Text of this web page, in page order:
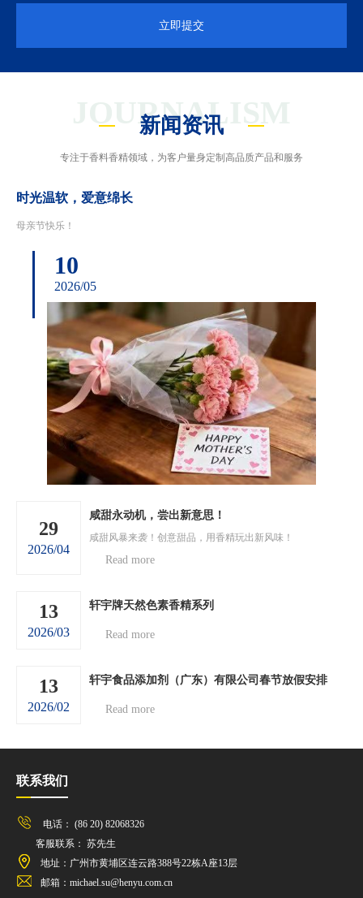
立即提交
JOURNALISM
新闻资讯
专注于香料香精领域，为客户量身定制高品质产品和服务
时光温软，爱意绵长
母亲节快乐！
10
2026/05
29
2026/04
咸甜永动机，尝出新意思！
咸甜风暴来袭！创意甜品，用香精玩出新风味！
Read more
13
2026/03
轩宇牌天然色素香精系列
Read more
13
2026/02
轩宇食品添加剂（广东）有限公司春节放假安排
Read more
联系我们
电话： (86 20) 82068326
客服联系： 苏先生
地址：广州市黄埔区连云路388号22栋A座13层
邮箱：michael.su@henyu.com.cn